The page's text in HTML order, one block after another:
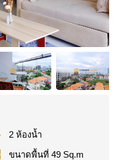
2 ห้องน้ำ
ขนาดพื้นที่ 49 Sq.m